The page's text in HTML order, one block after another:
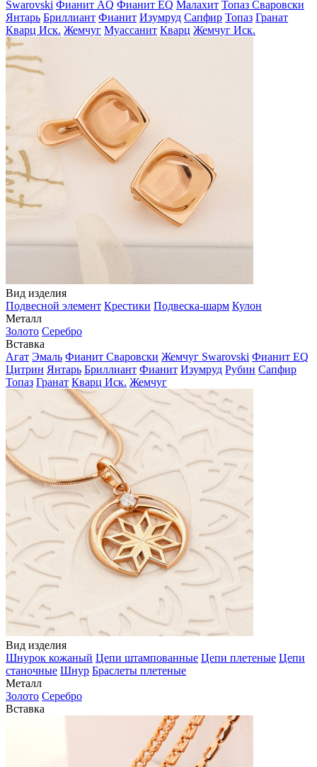
Swarovski Фианит AQ Фианит EQ Малахит Топаз Сваровски
Янтарь Бриллиант Фианит Изумруд Сапфир Топаз Гранат
Кварц Иск. Жемчуг Муассанит Кварц Жемчуг Иск.
Вид изделия
Подвесной элемент Крестики Подвеска-шарм Кулон
Металл
Золото Серебро
Вставка
Агат Эмаль Фианит Сваровски Жемчуг Swarovski Фианит EQ
Цитрин Янтарь Бриллиант Фианит Изумруд Рубин Сапфир
Топаз Гранат Кварц Иск. Жемчуг
Вид изделия
Шнурок кожаный Цепи штампованные Цепи плетеные Цепи
станочные Шнур Браслеты плетеные
Металл
Золото Серебро
Вставка